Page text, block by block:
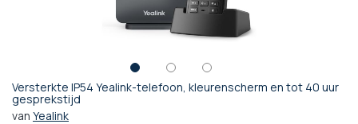
Versterkte IP54 Yealink-telefoon, kleurenscherm en tot 40 uur
gesprekstijd
van Yealink
Ga
naar